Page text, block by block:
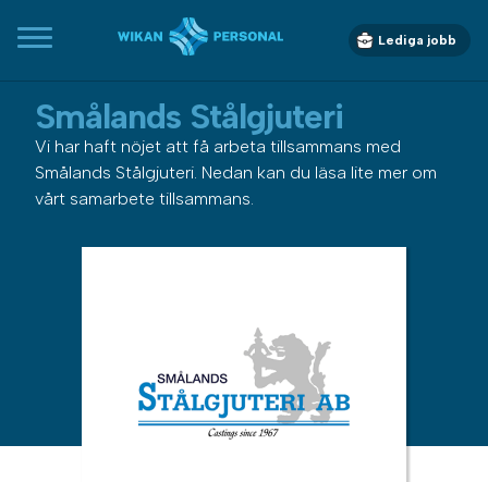
Lediga jobb
Smålands Stålgjuteri
Vi har haft nöjet att få arbeta tillsammans med
Smålands Stålgjuteri. Nedan kan du läsa lite mer om
vårt samarbete tillsammans.